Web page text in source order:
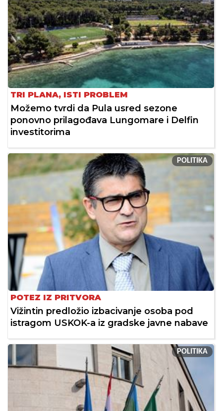
TRI PLANA, ISTI PROBLEM
Možemo tvrdi da Pula usred sezone
ponovno prilagođava Lungomare i Delfin
investitorima
POLITIKA
POTEZ IZ PRITVORA
Vižintin predložio izbacivanje osoba pod
istragom USKOK-a iz gradske javne nabave
POLITIKA